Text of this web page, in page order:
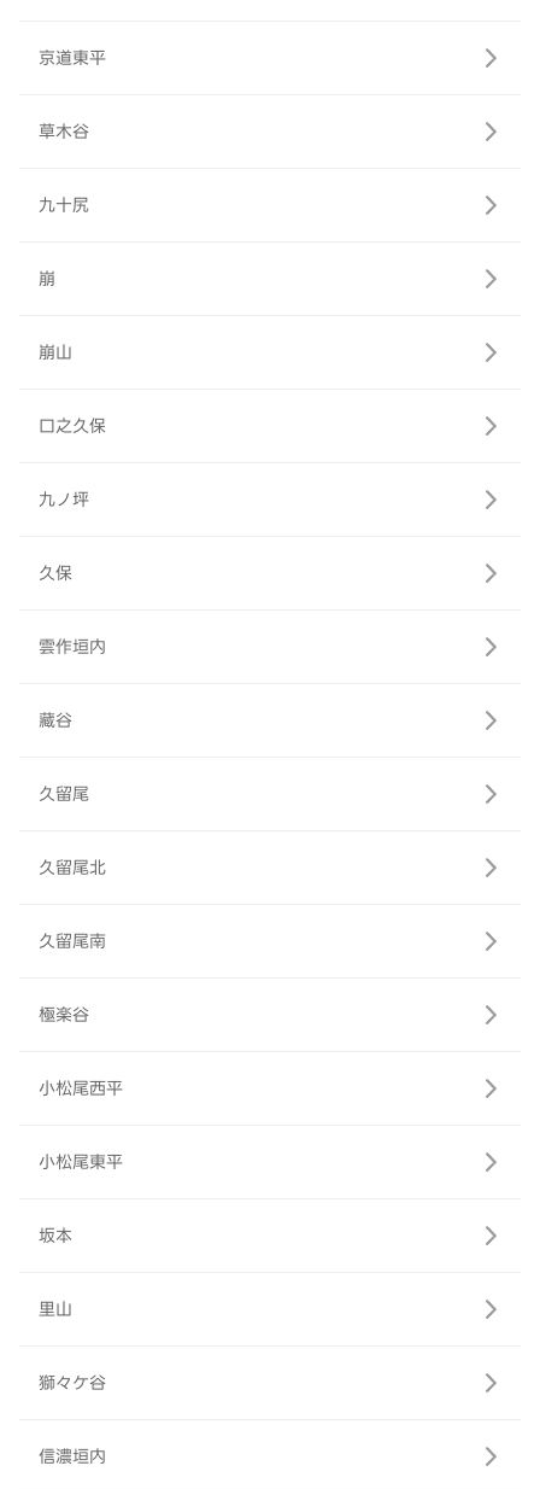
京道東平
草木谷
九十尻
崩
崩山
口之久保
九ノ坪
久保
雲作垣内
藏谷
久留尾
久留尾北
久留尾南
極楽谷
小松尾西平
小松尾東平
坂本
里山
獅々ケ谷
信濃垣内